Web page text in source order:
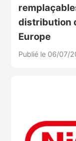
distribution
Europe
Publié le 06/07/